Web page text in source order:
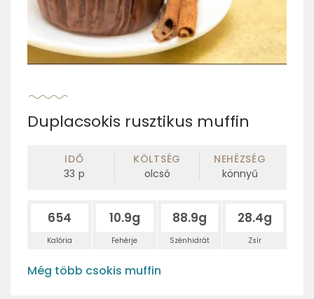
Duplacsokis rusztikus muffin
IDŐ
33 p
KÖLTSÉG
olcsó
NEHÉZSÉG
könnyű
654
Kalória
10.9g
Fehérje
88.9g
Szénhidrát
28.4g
Zsír
Még több csokis muffin